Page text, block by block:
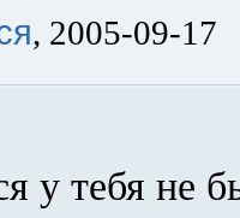
, 2005-09-17
у тебя не